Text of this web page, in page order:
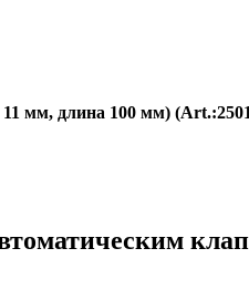
мм, длина 100 мм)